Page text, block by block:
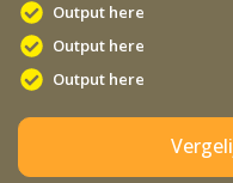
Output here
Output here
Output here